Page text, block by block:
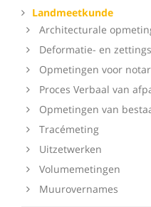
Landmeetkunde
Architecturale
Deformatie- en
Opmetingen voor
Proces Verbaal van
Opmetingen van
Tracémeting
Uitzetwerken
Volumemetingen
Muurovernames